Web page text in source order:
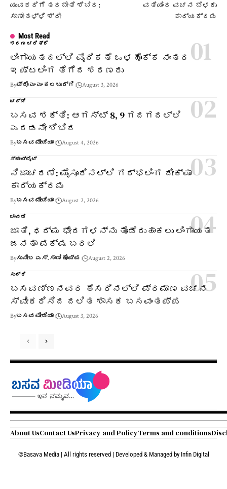
ಯುವಕರಿಗೆ ತರಬೇತಿ ಶಿಬಿರ:
ಸಾಣೇಹಳ್ಳಿ ಶ್ರೀ
ವತಿಯಿಂದ ವಚನ ಬೆಳಕು
ಕಾರ್ಯಕ್ರಮ
Most Read
ಶರಣ ಚರಿತ್ರೆ
ಲಿಂಗಾಯತದಲ್ಲಿ ವೈದಿಕತೆ ಒಳಹೊಕ್ಕ ನಂತರ
ಇಷ್ಟಲಿಂಗ ತೆಗೆದ ಶರಣರು
Byಪ್ರೊ ಎಂ ಎಂ ಕಲಬುರ್ಗಿ August 3, 2026
ಚರ್ಚೆ
ಬಸವ ಶಕ್ತಿ: ಆಗಸ್ಟ್ 8, 9 ಗದಗದಲ್ಲಿ
ಎರಡನೇ ಶಿಬಿರ
Byಬಸವ ಮೀಡಿಯಾ August 4, 2026
ಸ್ಪಾಟ್‌ಲೈಟ್
ನಿಜಾಚರಣೆ: ಮೈಸೂರಿನಲ್ಲಿ ಗರ್ಭಲಿಂಗ ದೀಕ್ಷಾ
ಕಾರ್ಯಕ್ರಮ
Byಬಸವ ಮೀಡಿಯಾ August 2, 2026
ಚಾವಡಿ
ಜಾತಿ, ಧರ್ಮ ಭೇದಗಳನ್ನು ತೊಡೆದುಹಾಕಲು ಲಿಂಗಾಯತ
ಜನತಾ ಪಕ್ಷ ಬರಲಿ
Byಸುನೀಲ ಎಸ್. ಸಾಣಿಕೊಪ್ಪ August 2, 2026
ಸುದ್ದಿ
ಬಸವಣ್ಣನವರ ಹೆಸರಿನಲ್ಲಿ ಪ್ರಮಾಣ ವಚನ
ಸ್ವೀಕರಿಸಿದ ದಲಿತ ಶಾಸಕ ಬಸವಂತಪ್ಪ
Byಬಸವ ಮೀಡಿಯಾ August 3, 2026
About UsContact UsPrivacy and PolicyTerms and conditions
©Basava Media | All rights reserved | Developed & Managed by Infin Digital